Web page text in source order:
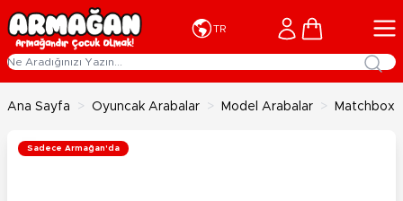
İçeriğe geç
TR Cart
Ana Sayfa > Oyuncak Arabalar > Model Arabalar > Matchbox
Sadece Armağan'da